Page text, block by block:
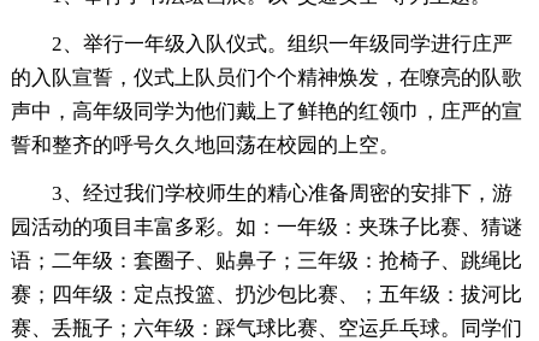
2、举行一年级入队仪式。组织一年级同学进行庄严
的入队宣誓，仪式上队员们个个精神焕发，在嘹亮的队歌
声中，高年级同学为他们戴上了鲜艳的红领巾，庄严的宣
誓和整齐的呼号久久地回荡在校园的上空。
3、经过我们学校师生的精心准备周密的安排下，游
园活动的项目丰富多彩。如：一年级：夹珠子比赛、猜谜
语；二年级：套圈子、贴鼻子；三年级：抢椅子、跳绳比
赛；四年级：定点投篮、扔沙包比赛、；五年级：拔河比
赛、丢瓶子；六年级：踩气球比赛、空运乒乓球。同学们